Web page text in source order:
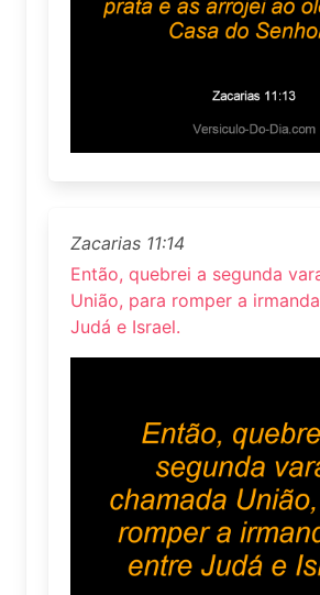
Zacarias 11:14
Então, quebrei a segunda
União, para romper a
Judá e Israel.